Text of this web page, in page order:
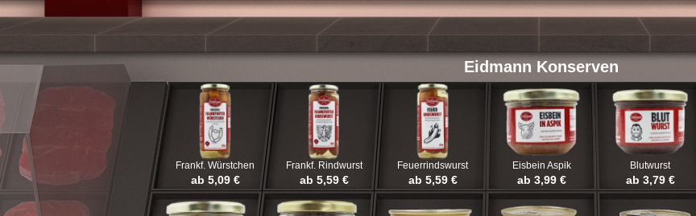
Eidmann Konserven
Frankf. Würstchen
ab 5,09 €
Frankf. Rindwurst
ab 5,59 €
Feuerrindswurst
ab 5,59 €
Eisbein Aspik
ab 3,99 €
Blutwurst
ab 3,79 €